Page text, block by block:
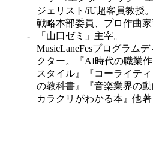
-
ジェリスト/iU超客員教授
戦略本部委員、プロ作曲
「山口ゼミ」主宰。
MusicLaneFesプログラムデ
クター。『AI時代の職業
スタイル』『コーライテ
の教科書』『音楽業界の
カラクリがわかる本』他著